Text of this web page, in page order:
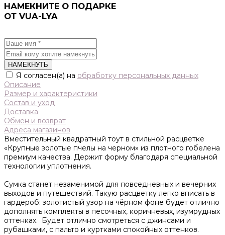
НАМЕКНИТЕ О ПОДАРКЕ
ОТ VUA-LYA
НАМЕКНУТЬ
Я согласен(а) на обработку персональных данных
Описание
Размер и характеристики
Состав и уход
Доставка
Обмен и возврат
Адреса магазинов
Вместительный квадратный тоут в стильной расцветке
«Крупные золотые пчелы на черном» из плотного гобелена
премиум качества. Держит форму благодаря специальной
технологии уплотнения.
Сумка станет незаменимой для повседневных и вечерних
выходов и путешествий. Такую расцветку легко вписать в
гардероб: золотистый узор на чёрном фоне будет отлично
дополнять комплекты в песочных, коричневых, изумрудных
оттенках. Будет отлично смотреться с джинсами и
рубашками, с пальто и куртками спокойных оттенков.